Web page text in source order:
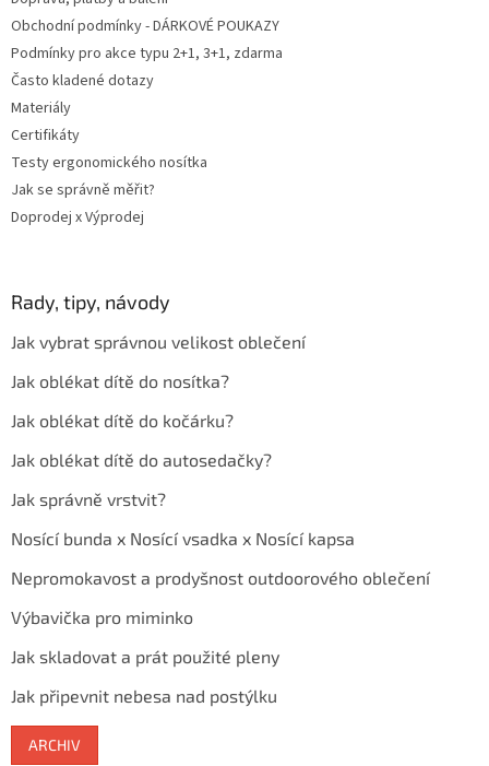
Obchodní podmínky - DÁRKOVÉ POUKAZY
Podmínky pro akce typu 2+1, 3+1, zdarma
Často kladené dotazy
Materiály
Certifikáty
Testy ergonomického nosítka
Jak se správně měřit?
Doprodej x Výprodej
Rady, tipy, návody
Jak vybrat správnou velikost oblečení
Jak oblékat dítě do nosítka?
Jak oblékat dítě do kočárku?
Jak oblékat dítě do autosedačky?
Jak správně vrstvit?
Nosící bunda x Nosící vsadka x Nosící kapsa
Nepromokavost a prodyšnost outdoorového oblečení
Výbavička pro miminko
Jak skladovat a prát použité pleny
Jak připevnit nebesa nad postýlku
ARCHIV